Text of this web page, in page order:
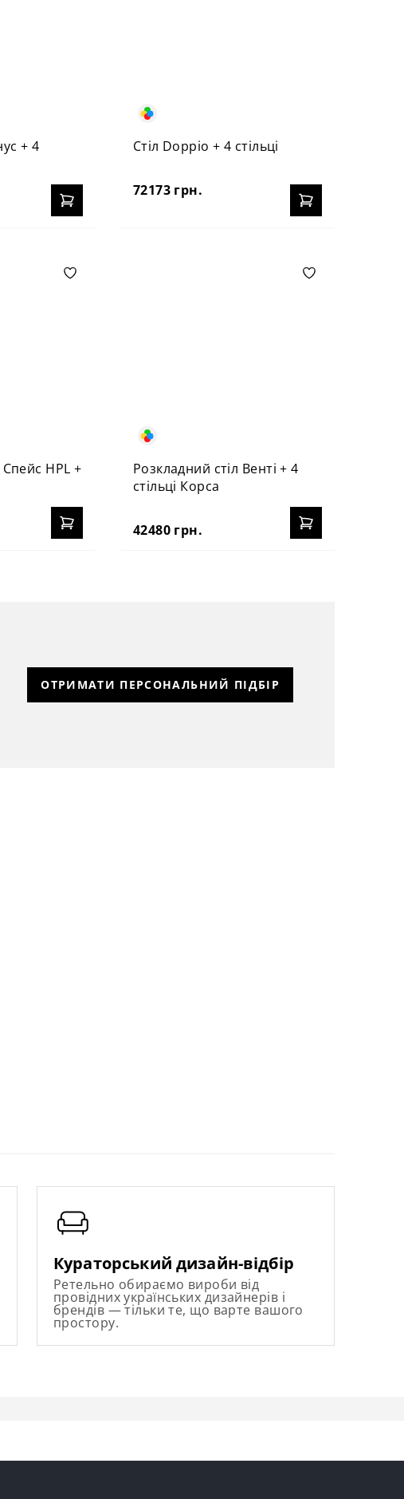
4
Стіл Doppio + 4 стільці
72173 грн.
HPL +
Розкладний стіл Венті + 4
стільці Корса
42480 грн.
ОТРИМАТИ ПЕРСОНАЛЬНИЙ ПІДБІР
Кураторський дизайн-відбір
Ретельно обираємо вироби від
провідних українських дизайнерів і
брендів — тільки те, що варте вашого
простору.